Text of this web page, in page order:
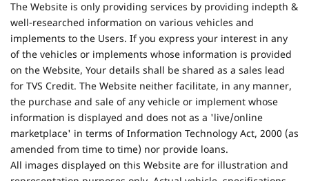
The Website is only providing services by providing indepth &
well-researched information on various vehicles and
implements to the Users. If you express your interest in any
of the vehicles or implements whose information is provided
on the Website, Your details shall be shared as a sales lead
for TVS Credit. The Website neither facilitate, in any manner,
the purchase and sale of any vehicle or implement whose
information is displayed and does not as a 'live/online
marketplace' in terms of Information Technology Act, 2000 (as
amended from time to time) nor provide loans.
All images displayed on this Website are for illustration and